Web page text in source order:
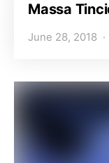
Massa
June 28, 2018